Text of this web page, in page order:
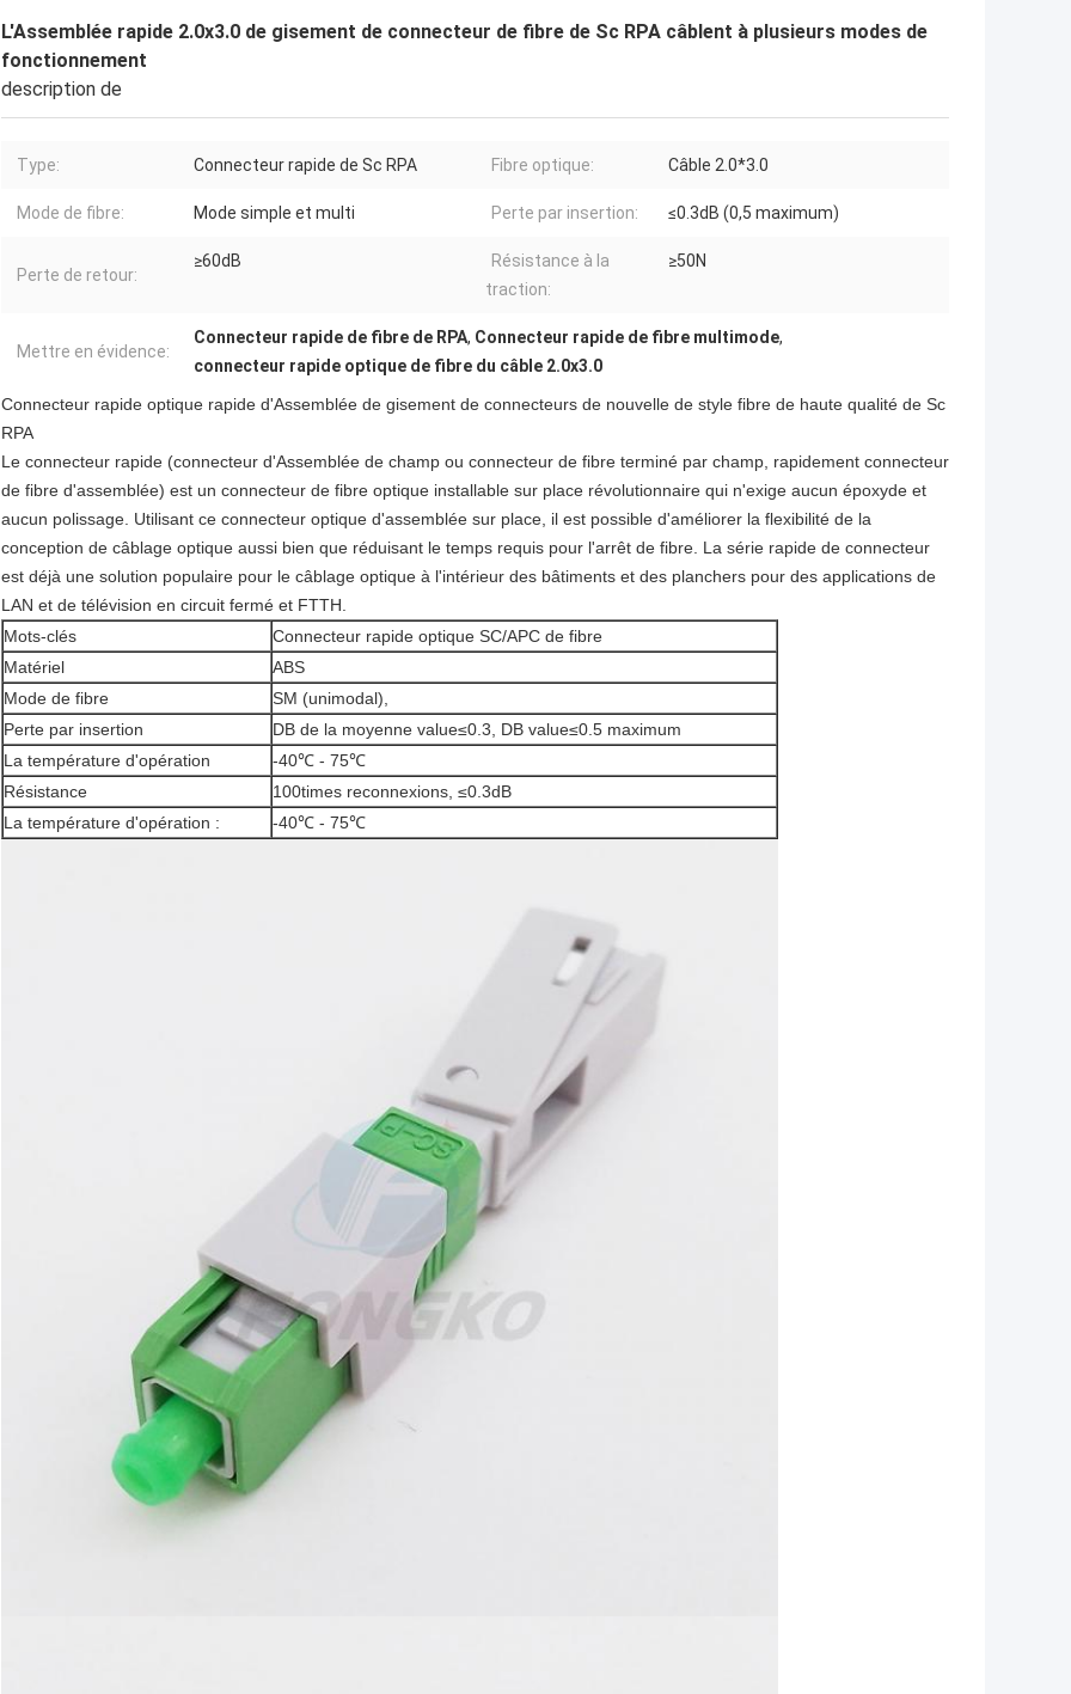
L'Assemblée rapide 2.0x3.0 de gisement de connecteur de fibre de Sc RPA câblent à plusieurs modes de
fonctionnement
description de
Type: Connecteur rapide de Sc RPA Fibre optique: Câble 2.0*3.0
Mode de fibre: Mode simple et multi Perte par insertion: ≤0.3dB (0,5 maximum)
Perte de retour:
≥60dB
Résistance à la
traction:
≥50N
Mettre en évidence:
Connecteur rapide de fibre de RPA, Connecteur rapide de fibre multimode,
connecteur rapide optique de fibre du câble 2.0x3.0
Connecteur rapide optique rapide d'Assemblée de gisement de connecteurs de nouvelle de style fibre de haute qualité de Sc
RPA
Le connecteur rapide (connecteur d'Assemblée de champ ou connecteur de fibre terminé par champ, rapidement connecteur
de fibre d'assemblée) est un connecteur de fibre optique installable sur place révolutionnaire qui n'exige aucun époxyde et
aucun polissage. Utilisant ce connecteur optique d'assemblée sur place, il est possible d'améliorer la flexibilité de la
conception de câblage optique aussi bien que réduisant le temps requis pour l'arrêt de fibre. La série rapide de connecteur
est déjà une solution populaire pour le câblage optique à l'intérieur des bâtiments et des planchers pour des applications de
LAN et de télévision en circuit fermé et FTTH.
Mots-clés
Connecteur rapide optique SC/APC de fibre
Matériel
ABS
Mode de fibre
SM (unimodal),
Perte par insertion
DB de la moyenne value≤0.3, DB value≤0.5 maximum
La température d'opération
-40℃ - 75℃
Résistance
100times reconnexions, ≤0.3dB
La température d'opération :
-40℃ - 75℃